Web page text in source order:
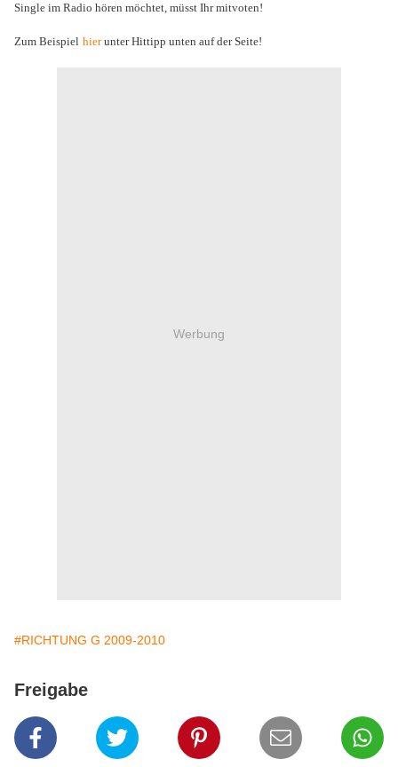
Single im Radio hören möchtet, müsst Ihr mitvoten!
Zum Beispiel hierunter Hittipp unten auf der Seite!
Werbung
#RICHTUNG G 2009-2010
Freigabe